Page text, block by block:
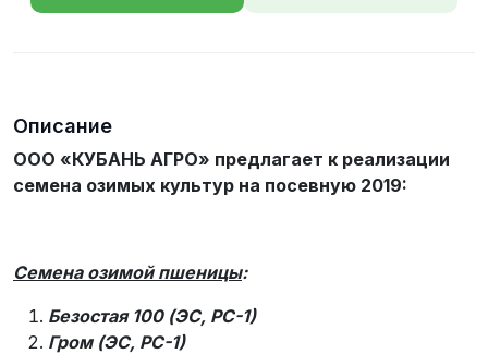
Описание
ООО «КУБАНЬ АГРО» предлагает к реализации
семена озимых культур на посевную 2019:
Семена озимой пшеницы:
Безостая 100 (ЭС, РС-1)
Гром (ЭС, РС-1)